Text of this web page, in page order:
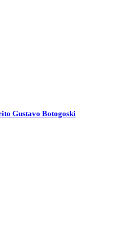
Gustavo Botogoski